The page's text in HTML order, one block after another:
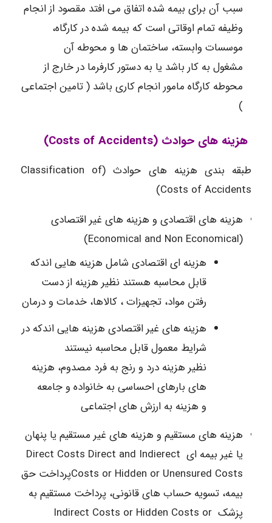
سبب آن برای بیمه شده اتفاق می افتد مقصود از انجام
وظیفه تمام اوقاتی است که بیمه شده در کارگاه،
موسسات وابسته، ساختمان ها و محوطه آن
مشغول به کار باشد یا به دستور کارفرما در خارج از
محوطه کارگاه مامور انجام کاری باشد ( تامین اجتماعی
)
هزینه های حوادث (Costs of Accidents)
طبقه بندی هزینه های حوادث (Classification of
Costs of Accidents)
هزینه های اقتصادی و هزینه های غیر اقتصادی
(Economical and Non Economical)
هزینه ای اقتصادی شامل هزینه هایی اندکه
قابل محاسبه هستند نظیر هزینه از دست
رفتن مواد، تجهیزات ، کالاها، خدمات و درمان
هزینه های غیر اقتصادی هزینه هایی اندکه در
شرایط معمول قابل محاسبه نیستند
نظیر هزینه درد و رنج به فرد مصدوم، هزینه
های بارهای احساسی به خانواده و جامعه
و هزینه به ارزش های اجتماعی
هزینه های مستقیم و هزینه های غیر مستقیم یا پنهان
یا غیر بیمه ای Direct Costs Direct and Indierect
Costs or Hidden or Unensured Costsپرداخت حق
بیمه، تسویه حساب های قانونی، پرداخت مستقیم به
پزشک Indirect Costs or Hidden Costs or